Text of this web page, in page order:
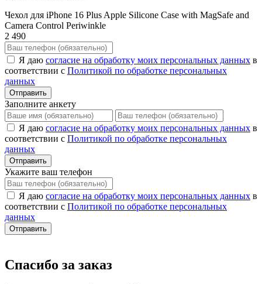
Чехол для iPhone 16 Plus Apple Silicone Case with MagSafe and
Camera Control Periwinkle
2 490
Я даю согласие на обработку моих персональных данных в
соответствии с Политикой по обработке персональных
данных
Отправить
Заполните анкету
Я даю согласие на обработку моих персональных данных в
соответствии с Политикой по обработке персональных
данных
Отправить
Укажите ваш телефон
Я даю согласие на обработку моих персональных данных в
соответствии с Политикой по обработке персональных
данных
Отправить
Спасибо за заказ